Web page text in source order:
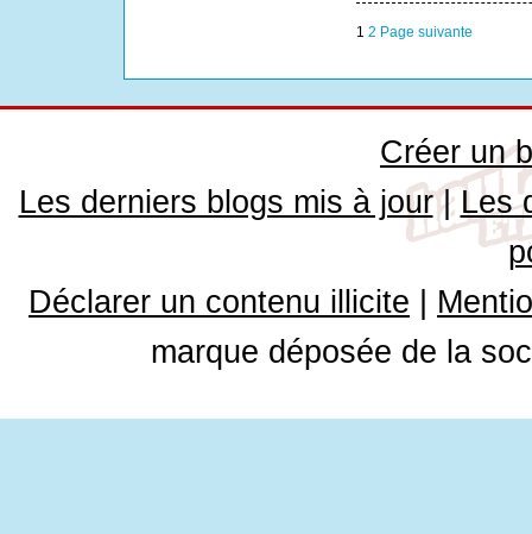
1 2 Page suivante
Créer un
Les derniers blogs mis à jour| Les
Déclarer un contenu illicite
marque déposée de la